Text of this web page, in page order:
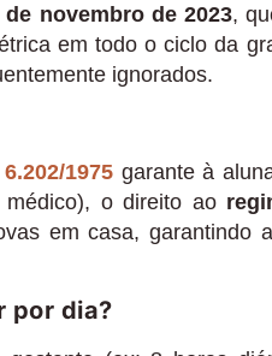
de novembro de 2023,
em todo o ciclo da
ignorados.
1975 garante à
o direito ao
em casa, garantindo
por dia?